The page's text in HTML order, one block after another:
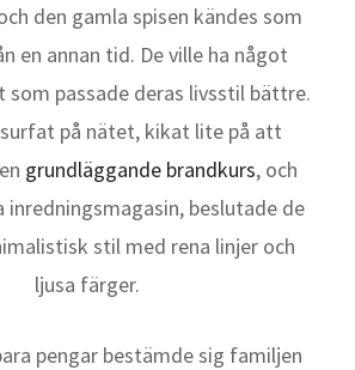
den gamla spisen kändes som
en annan tid. De ville ha något
passade deras livsstil bättre.
på nätet, kikat lite på att
grundläggande brandkurs, och
inredningsmagasin, beslutade de
stil med rena linjer och
ljusa färger.
pengar bestämde sig familjen